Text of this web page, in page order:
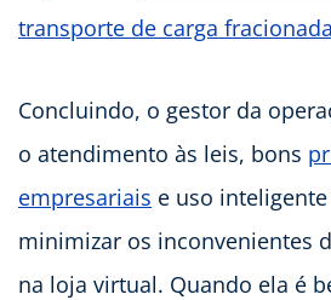
transporte de carga
Concluindo, o gestor da
o atendimento às leis, bons
empresariais e uso
minimizar os inconvenientes
na loja virtual. Quando ela é